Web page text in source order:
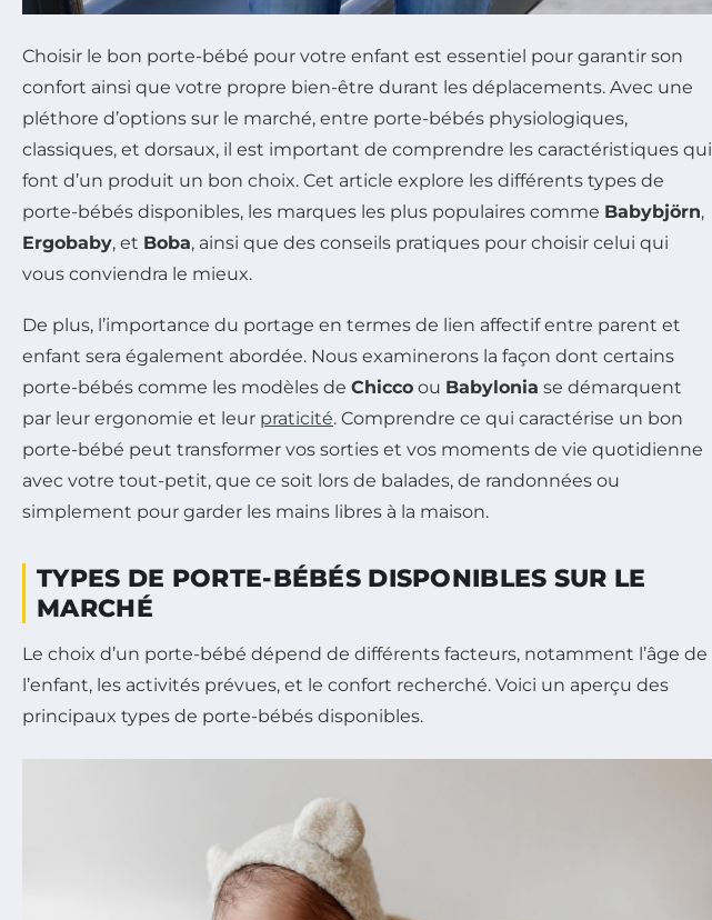
Choisir le bon porte-bébé pour votre enfant est essentiel pour garantir son
confort ainsi que votre propre bien-être durant les déplacements. Avec une
pléthore d’options sur le marché, entre porte-bébés physiologiques,
classiques, et dorsaux, il est important de comprendre les caractéristiques qui
font d’un produit un bon choix. Cet article explore les différents types de
porte-bébés disponibles, les marques les plus populaires comme Babybjörn,
Ergobaby, et Boba, ainsi que des conseils pratiques pour choisir celui qui
vous conviendra le mieux.
De plus, l’importance du portage en termes de lien affectif entre parent et
enfant sera également abordée. Nous examinerons la façon dont certains
porte-bébés comme les modèles de Chicco ou Babylonia se démarquent
par leur ergonomie et leur praticité. Comprendre ce qui caractérise un bon
porte-bébé peut transformer vos sorties et vos moments de vie quotidienne
avec votre tout-petit, que ce soit lors de balades, de randonnées ou
simplement pour garder les mains libres à la maison.
TYPES DE PORTE-BÉBÉS DISPONIBLES SUR LE
MARCHÉ
Le choix d’un porte-bébé dépend de différents facteurs, notamment l’âge de
l’enfant, les activités prévues, et le confort recherché. Voici un aperçu des
principaux types de porte-bébés disponibles.